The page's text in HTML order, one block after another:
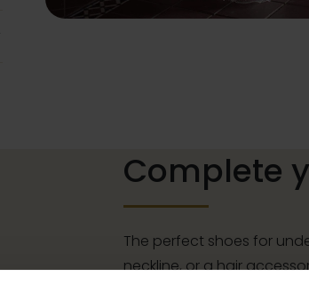
Complete
The perfect shoes for
neckline, or a hair